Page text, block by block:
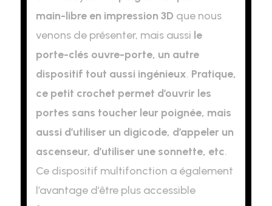
main-libre en impression 3D que nous
venons de présenter, mais aussi le
porte-clés ouvre-porte, un autre
dispositif tout aussi ingénieux. Pratique,
ce petit crochet permet d’ouvrir les
portes sans toucher leur poignée, mais
aussi d’utiliser un digicode, d’appeler un
ascenseur, d’utiliser une sonnette, etc.
Ce dispositif multifonction a également
l’avantage d’être plus accessible